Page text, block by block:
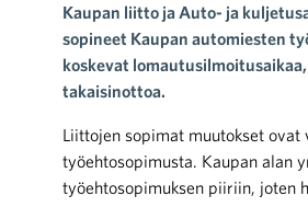
Kaupan liitto ja Auto- ja
sopineet Kaupan automiesten
koskevat
takaisinottoa.
Liittojen sopimat muutokset ovat
työehtosopimusta. Kaupan alan
työehtosopimuksen piiriin, joten
varautuminen